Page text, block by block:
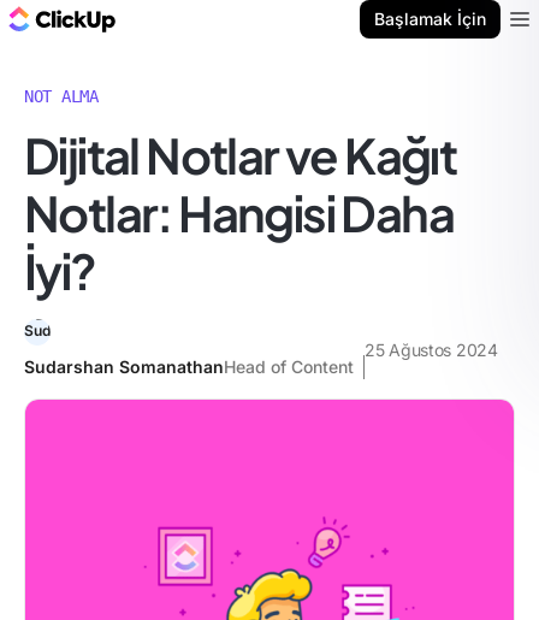
Başlamak İçin
NOT ALMA
Dijital Notlar ve Kağıt
Notlar: Hangisi Daha
İyi?
Sudarshan SomanathanHead of Content
25 Ağustos 2024